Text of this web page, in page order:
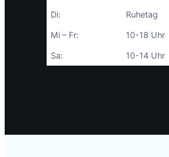
Di: Ruhetag
Mi – Fr: 10-18 Uhr
Sa: 10-14 Uhr